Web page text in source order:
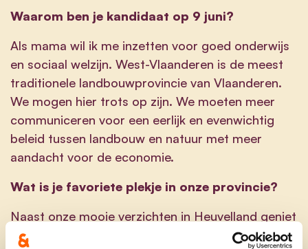
Waarom ben je kandidaat op 9 juni?
Als mama wil ik me inzetten voor goed onderwijs
en sociaal welzijn. West-Vlaanderen is de meest
traditionele landbouwprovincie van Vlaanderen.
We mogen hier trots op zijn. We moeten meer
communiceren voor een eerlijk en evenwichtig
beleid tussen landbouw en natuur met meer
aandacht voor de economie.
Wat is je favoriete plekje in onze provincie?
Naast onze mooie verzichten in Heuvelland geniet
ik ook van onze kust. Ik maak graag tijd voor een